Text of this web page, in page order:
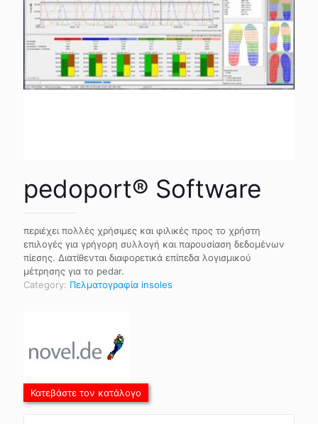
pedoport® Software
περιέχει πολλές χρήσιμες και φιλικές προς το χρήστη
επιλογές για γρήγορη συλλογή και παρουσίαση δεδομένων
πίεσης. Διατίθενται διαφορετικά επίπεδα λογισμικού
μέτρησης για το pedar.
Category: Πελματογραφία insoles
Κατεβάστε τον κατάλογο